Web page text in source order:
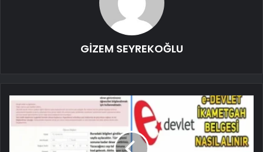
GİZEM SEYREKOĞLU